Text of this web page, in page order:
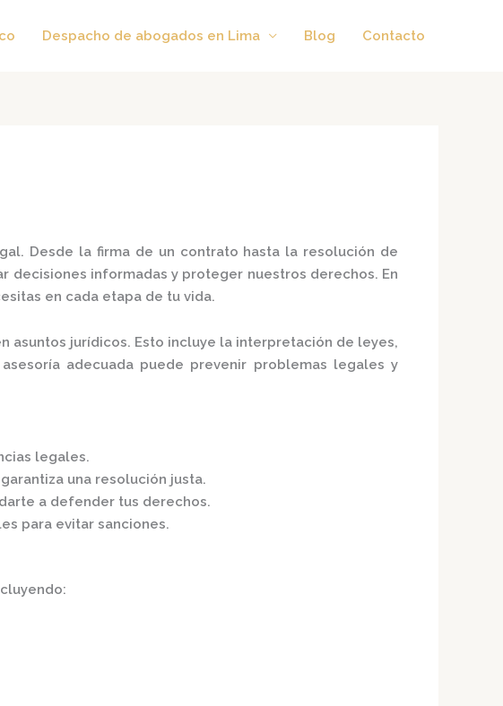
Despacho de abogados en Lima Blog Contacto
Desde la firma de un contrato hasta la resolución de
decisiones informadas y proteger nuestros derechos. En
en cada etapa de tu vida.​
asuntos jurídicos. Esto incluye la interpretación de leyes,
adecuada puede prevenir problemas legales y
legales.
una resolución justa.
a defender tus derechos.
para evitar sanciones.​